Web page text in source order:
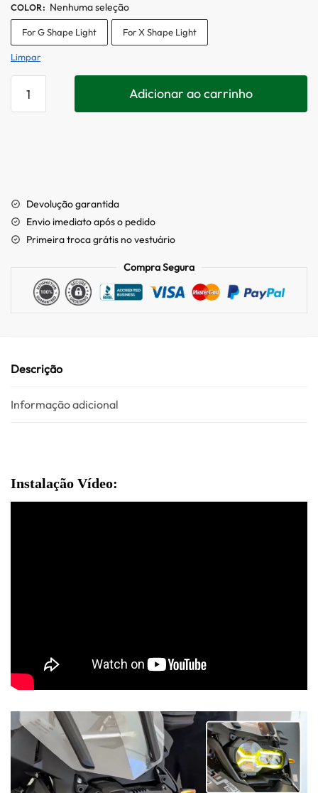
COLOR: Nenhuma seleção
For G Shape Light For X Shape Light
Limpar
Adicionar ao carrinho
Devolução garantida
Envio imediato após o pedido
Primeira troca grátis no vestuário
Compra Segura
Descrição
Informação adicional
Instalação Vídeo: